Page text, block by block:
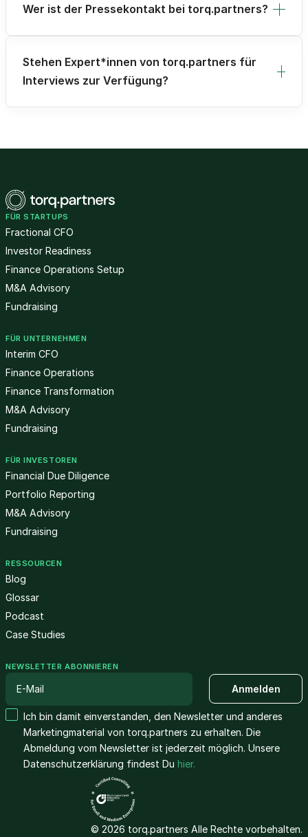
Wer ist der Pressekontakt bei torq.partners?
Stehen Expert*innen von torq.partners für
Interviews zur Verfügung?
FÜR STARTUPS
Fractional CFO
Investor Readiness
Finance Operations Setup
M&A Advisory
Fundraising
FÜR UNTERNEHMEN
Interim CFO
Finance Operations
Finance Transformation
M&A Advisory
Fundraising
FÜR INVESTOREN
Financial Due Diligence
Portfolio Reporting
M&A Advisory
Fundraising
RESSOURCEN
Blog
Glossar
Podcast
Case Studies
NEWSLETTER ABONNIEREN
Ich bin damit einverstanden, den Newsletter und anderes
Marketingmaterial von torq.partners zu erhalten. Die
Abmeldung vom Newsletter ist jederzeit möglich. Unsere
Datenschutzerklärung findest Du hier.
© 2026 torq.partners Alle Rechte vorbehalten.